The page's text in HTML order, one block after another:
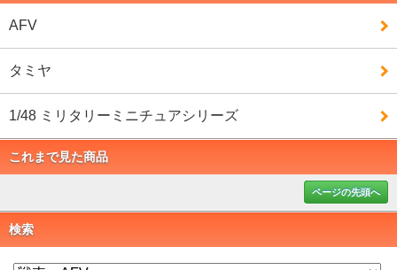
AFV
タミヤ
1/48 ミリタリーミニチュアシリーズ
これまで見た商品
ページの先頭へ
検索